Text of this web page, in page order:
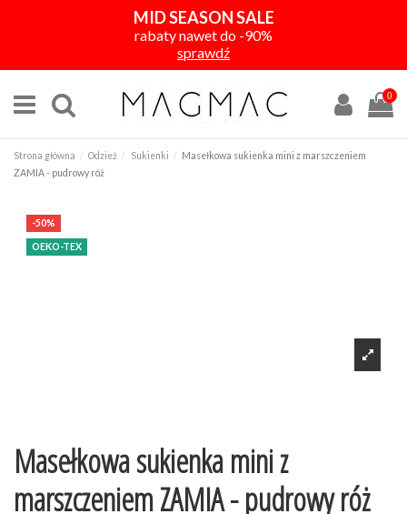
MID SEASON SALE
rabaty nawet do -90%
sprawdź
0
Strona główna Odzież Sukienki
Masełkowa sukienka mini z marszczeniem
ZAMIA - pudrowy róż
-50%
OEKO-TEX
Masełkowa sukienka mini z
marszczeniem ZAMIA - pudrowy róż